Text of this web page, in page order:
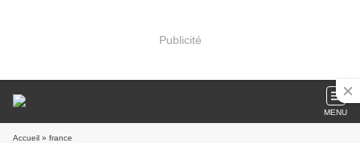
Publicité
MENU
Accueil » france